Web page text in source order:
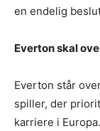
en endelig
Everton skal
Everton står
spiller, der
karriere i